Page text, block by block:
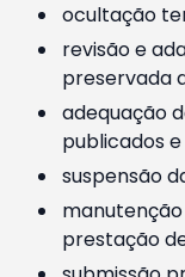
ocultação
revisão e
preservada
adequação
publicados
suspensão
prestação